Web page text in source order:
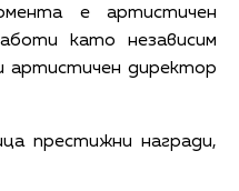
е артистичен
като независим
артистичен директор
престижни награди,